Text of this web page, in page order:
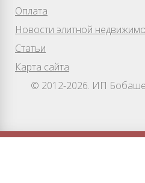
Оплата
Новости элитной
Статьи
Карта сайта
© 2012-2026. ИП